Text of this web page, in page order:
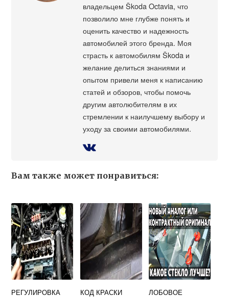
владельцем Škoda Octavia, что
позволило мне глубже понять и
оценить качество и надежность
автомобилей этого бренда. Моя
страсть к автомобилям Škoda и
желание делиться знаниями и
опытом привели меня к написанию
статей и обзоров, чтобы помочь
другим автолюбителям в их
стремлении к наилучшему выбору и
уходу за своими автомобилями.
Вам также может понравиться:
РЕГУЛИРОВКА
КОД КРАСКИ
ЛОБОВОЕ